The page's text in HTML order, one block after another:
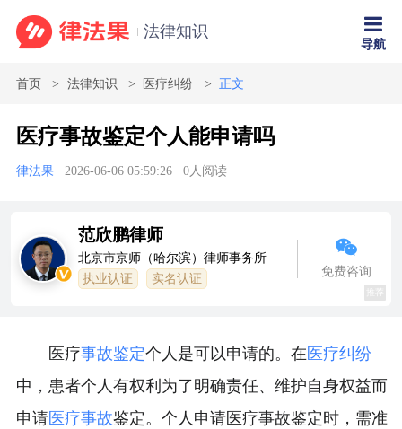
法律知识
导航
首页 法律知识 医疗纠纷 正文
医疗事故鉴定个人能申请吗
律法果 2026-06-06 05:59:26 0人阅读
范欣鹏律师
北京市京师（哈尔滨）律师事务所
执业认证 实名认证
免费咨询
医疗事故鉴定个人是可以申请的。在 医疗纠纷
中，患者个人有权利为了明确责任、维护自身权益而
申请医疗事故鉴定。个人申请医疗事故鉴定时，需准